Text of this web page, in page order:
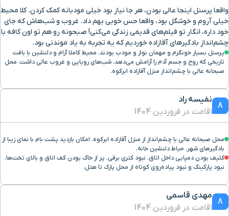
واقعا پرسنل اینجا عالی بودن، هر جا نیاز بود خیلی مودبانه کمک کردن. کلا محیط
خیلی آروم و خوشگل بود، واقعا حس خوبی بهم داد. غروب و شب‌هاش که جای
خود داره، انگار تو فیلم‌های قدیمی زندگی می‌کنی! صبحونه رو هم تو اون کافه با
چشم‌انداز بادگیرهای آقازاده خوردیم که یه تجربه به یاد موندنی بود.
پرسنل بسیار خونگرم و مهمان نواز و مودب بودند. محیط کاملا آرام و دلنشین با بافت
تاریخی که روح و جسم آدم را آرامش می‌دهد. شب‌های رویایی و غروب عالی داشت. محل
صبحانه عالی با چشم‌انداز منزل آقازاده ابرکوه.
8
نفیسه راد
اقامت در فروردین 1404
محل صبحانه عالی با چشم‌انداز از منزل آقازاده ابرکوه. امکان بازدید پشت بام با نمای زیبا از
بادگیرهای شهر. حیاط دلنشین خانه.
کثیف بودن دمپایی داخل اتاق. نبود کتری برقی. پر از خاک بودن کف اتاق و بالای تخت‌ها.
نبود پارکینگ و نبود پیاده‌روی کوتاه از محل پارک تا هتل.
8
مهدی قاسمی
اقامت در فروردین 1404